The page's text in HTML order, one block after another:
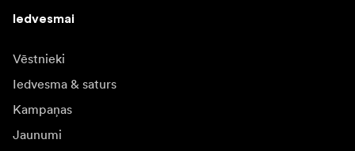
Iedvesmai
Vēstnieki
Iedvesma & saturs
Kampaņas
Jaunumi